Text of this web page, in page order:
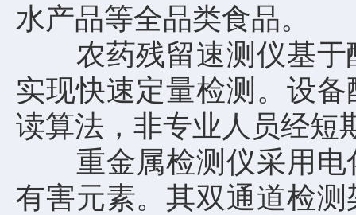
水产品等全品类食品。
农药残留速测仪基于
实现快速定量检测。设
读算法，非专业人员经短
重金属检测仪采用电
有害元素。其双通道检